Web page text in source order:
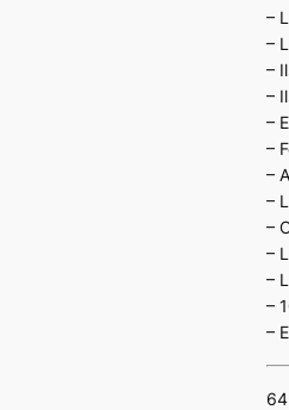
–
–
–
–
–
–
–
–
–
–
–
–
–